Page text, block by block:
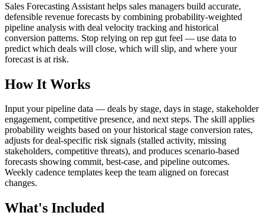
Sales Forecasting Assistant helps sales managers build accurate,
defensible revenue forecasts by combining probability-weighted
pipeline analysis with deal velocity tracking and historical
conversion patterns. Stop relying on rep gut feel — use data to
predict which deals will close, which will slip, and where your
forecast is at risk.
How It Works
Input your pipeline data — deals by stage, days in stage, stakeholder
engagement, competitive presence, and next steps. The skill applies
probability weights based on your historical stage conversion rates,
adjusts for deal-specific risk signals (stalled activity, missing
stakeholders, competitive threats), and produces scenario-based
forecasts showing commit, best-case, and pipeline outcomes.
Weekly cadence templates keep the team aligned on forecast
changes.
What's Included